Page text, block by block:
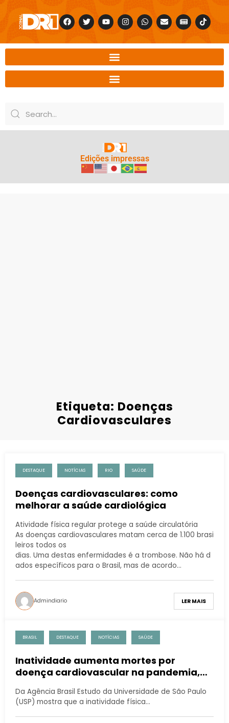
Edições impressas
Etiqueta: Doenças
Cardiovasculares
DESTAQUE NOTÍCIAS RIO SAÚDE
Doenças cardiovasculares: como
melhorar a saúde cardiológica
Atividade física regular protege a saúde circulatória
As doenças cardiovasculares matam cerca de 1.100 brasi
leiros todos os
dias. Uma destas enfermidades é a trombose. Não há d
ados específicos para o Brasil, mas de acordo…
Admindiario LER MAIS
BRASIL DESTAQUE NOTÍCIAS SAÚDE
Inatividade aumenta mortes por
doença cardiovascular na pandemia,
Da Agência Brasil Estudo da Universidade de São Paulo
(USP) mostra que a inatividade física…